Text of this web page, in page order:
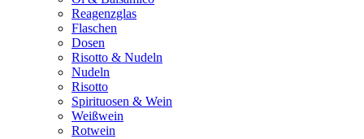
Reagenzglas
Flaschen
Dosen
Risotto & Nudeln
Nudeln
Risotto
Spirituosen & Wein
Weißwein
Rotwein